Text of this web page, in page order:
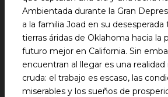
Ambientada durante la Gran
a la familia Joad en su desesperada
tierras áridas de Oklahoma hacia la
futuro mejor en California. Sin
encuentran al llegar es una
cruda: el trabajo es escaso, las
miserables y los sueños de